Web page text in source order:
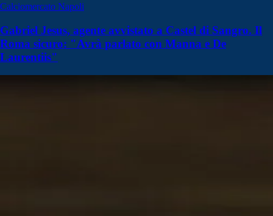
Calciomercato Napoli
Gabriel Jesus, agente avvistato a Castel di Sangro. Il
Roma sicuro: "Avrà parlato con Manna e De
Laurentiis"